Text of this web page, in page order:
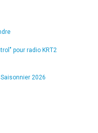
pour radio KRT2
2026